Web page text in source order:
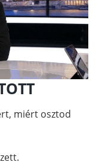
miért osztod